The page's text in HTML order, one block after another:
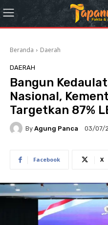
Beranda Daerah
DAERAH
Bangun
Nasional,
Targetkan 87%
By Agung Panca 03/07/
Facebook X